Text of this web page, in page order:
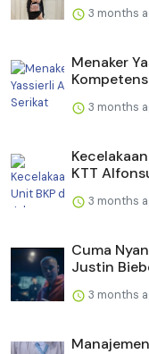
3 months
Menaker
3 months
KTT
3 months
Cuma
Justin
3 months